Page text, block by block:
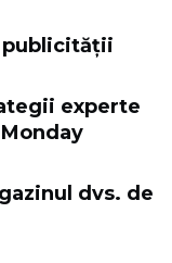
publicității
experte
dvs. de